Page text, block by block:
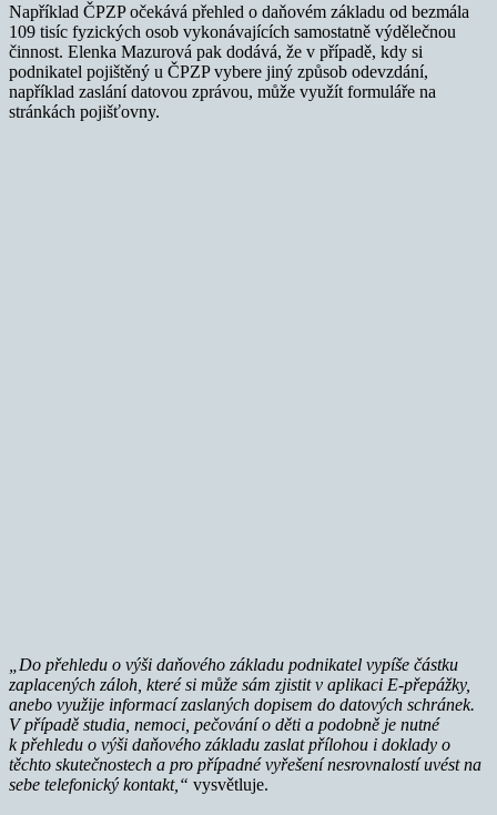
Například ČPZP očekává přehled o daňovém základu od bezmála
109 tisíc fyzických osob vykonávajících samostatně výdělečnou
činnost. Elenka Mazurová pak dodává, že v případě, kdy si
podnikatel pojištěný u ČPZP vybere jiný způsob odevzdání,
například zaslání datovou zprávou, může využít formuláře na
stránkách pojišťovny.
„Do přehledu o výši daňového základu podnikatel vypíše částku
zaplacených záloh, které si může sám zjistit v aplikaci E-přepážky,
anebo využije informací zaslaných dopisem do datových schránek.
V případě studia, nemoci, pečování o děti a podobně je nutné
k přehledu o výši daňového základu zaslat přílohou i doklady o
těchto skutečnostech a pro případné vyřešení nesrovnalostí uvést na
sebe telefonický kontakt,“ vysvětluje.